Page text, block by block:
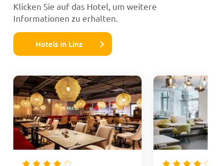
Klicken Sie auf das Hotel, um weitere
Informationen zu erhalten.
Hotels in Linz